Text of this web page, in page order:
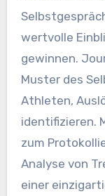
wertvolle
gewinnen.
Muster des
Athleten,
identifizieren.
zum
Analyse von
einer